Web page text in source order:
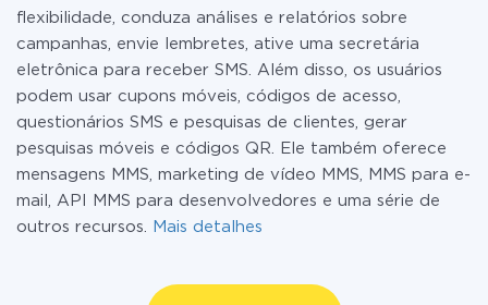
flexibilidade, conduza análises e relatórios sobre
campanhas, envie lembretes, ative uma secretária
eletrônica para receber SMS. Além disso, os usuários
podem usar cupons móveis, códigos de acesso,
questionários SMS e pesquisas de clientes, gerar
pesquisas móveis e códigos QR. Ele também oferece
mensagens MMS, marketing de vídeo MMS, MMS para e-
mail, API MMS para desenvolvedores e uma série de
outros recursos.
Mais detalhes